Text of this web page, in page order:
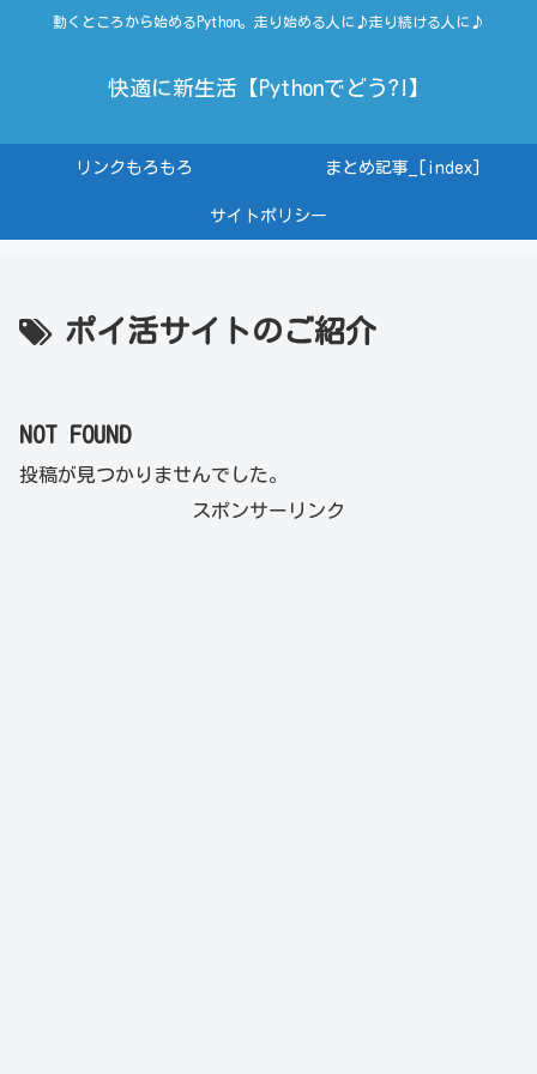
動くところから始めるPython。走り始める人に♪走り続ける人に♪
快適に新生活【Pythonでどう?!】
リンクもろもろ まとめ記事_[index]
サイトポリシー
ポイ活サイトのご紹介
NOT FOUND
投稿が見つかりませんでした。
スポンサーリンク